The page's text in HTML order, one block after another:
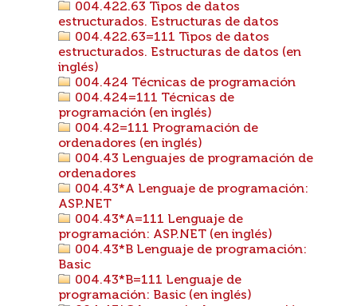
004.422.63 Tipos de datos
estructurados. Estructuras de datos
004.422.63=111 Tipos de datos
estructurados. Estructuras de datos (en
inglés)
004.424 Técnicas de programación
004.424=111 Técnicas de
programación (en inglés)
004.42=111 Programación de
ordenadores (en inglés)
004.43 Lenguajes de programación de
ordenadores
004.43*A Lenguaje de programación:
ASP.NET
004.43*A=111 Lenguaje de
programación: ASP.NET (en inglés)
004.43*B Lenguaje de programación:
Basic
004.43*B=111 Lenguaje de
programación: Basic (en inglés)